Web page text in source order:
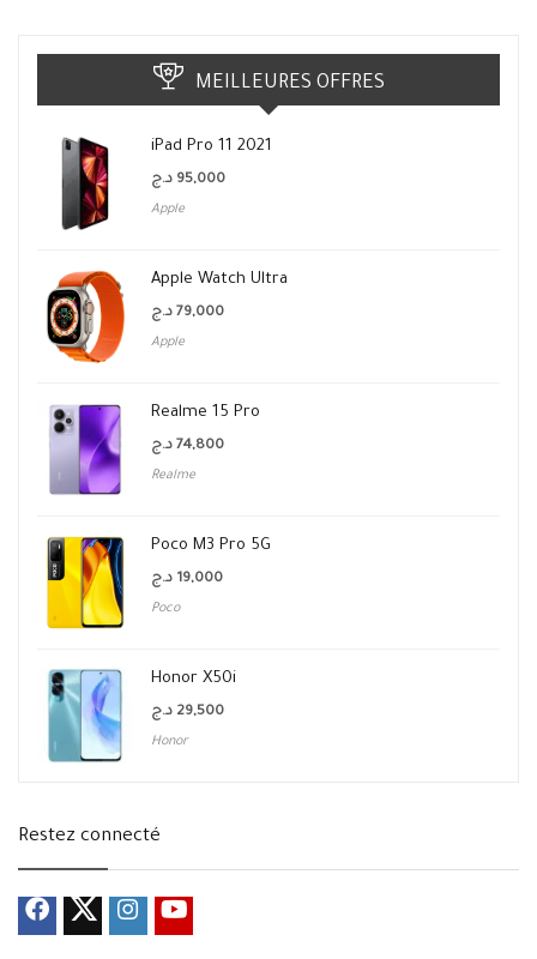
MEILLEURES OFFRES
iPad Pro 11 2021
95,000 د.ج
Apple
Apple Watch Ultra
79,000 د.ج
Apple
Realme 15 Pro
74,800 د.ج
Realme
Poco M3 Pro 5G
19,000 د.ج
Poco
Honor X50i
29,500 د.ج
Honor
Restez connecté